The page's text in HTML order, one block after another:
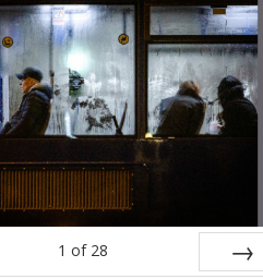
1 of 28